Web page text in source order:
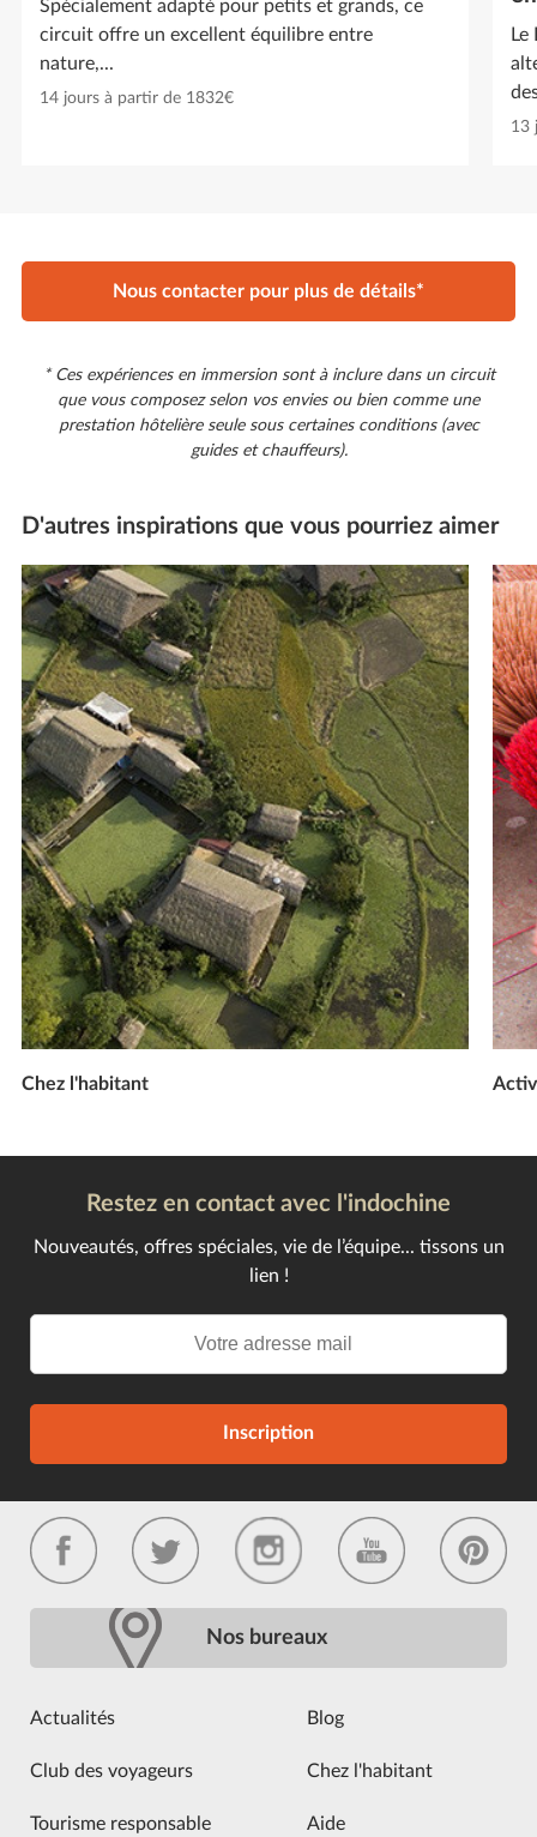
Spécialement adapté pour petits et grands, ce
circuit offre un excellent équilibre entre
nature,...
14 jours à partir de 1832€
13
Nous contacter pour plus de détails*
* Ces expériences en immersion sont à inclure dans un circuit
que vous composez selon vos envies ou bien comme une
prestation hôtelière seule sous certaines conditions (avec
guides et chauffeurs).
D'autres inspirations que vous pourriez aimer
Chez l'habitant
Restez en contact avec l'indochine
Nouveautés, offres spéciales, vie de l’équipe... tissons un
lien !
Inscription
Nos bureaux
Actualités Blog
Club des voyageurs Chez l'habitant
Tourisme responsable Aide